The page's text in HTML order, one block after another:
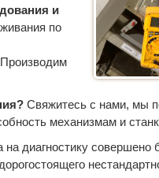
и
по
Свяжитесь с нами, мы
механизмам и
диагностику совершено